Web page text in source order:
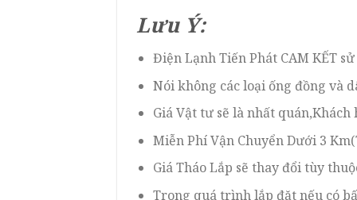
Lưu Ý:
Điện Lạnh Tiến Phát CAM KẾT
Nói không các loại ống đồng và
Giá Vật tư sẽ là nhất
Miễn Phí Vận Chuyển Dưới 3
Giá Tháo Lắp sẽ thay đổi tùy
Trong quá trình lắp đặt nếu có